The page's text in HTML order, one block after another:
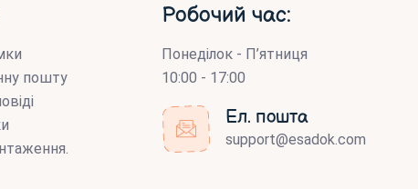
пошту
Робочий час:
Понеділок - П’ятниця
10:00 - 17:00
Ел. пошта
support@esadok.com